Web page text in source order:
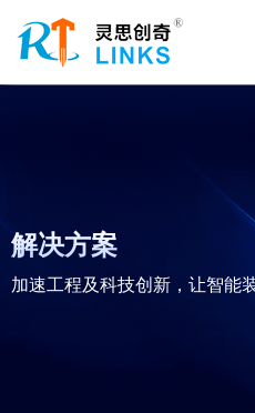
解决方案
加速工程及科技创新，让智能